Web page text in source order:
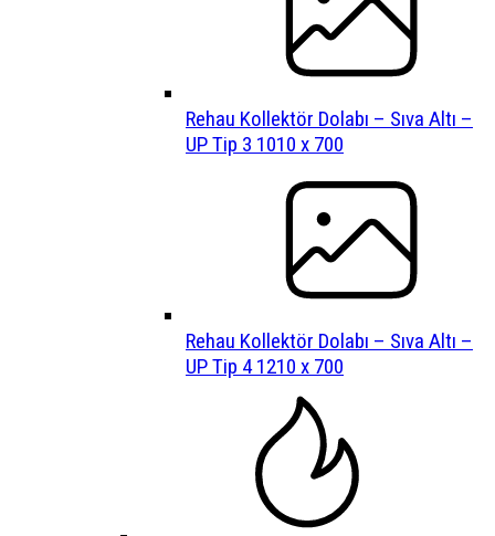
Rehau Kollektör Dolabı – Sıva Altı –
UP Tip 3 1010 x 700
Rehau Kollektör Dolabı – Sıva Altı –
UP Tip 4 1210 x 700